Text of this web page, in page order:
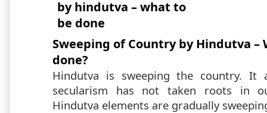
Sweeping of Country by Hindutva –
done?
Hindutva is sweeping the country. It
secularism has not taken roots in
Hindutva elements are gradually